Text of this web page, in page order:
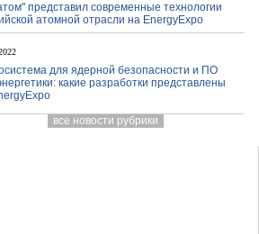
представил современные технологии
атомной отрасли на EnergyExpo
для ядерной безопасности и ПО
какие разработки представлены
все новости рубрики